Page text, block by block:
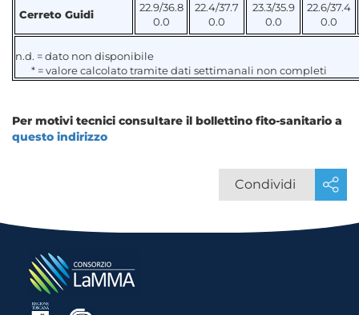
Cerreto Guidi
22.9/36.8
0.0
22.4/37.7
0.0
23.3/35.9
0.0
22.6/37.4
0.0
n.d. = dato non disponibile
* = valore calcolato tramite dati settimanali non completi
Per motivi tecnici consultare il bollettino fito-sanitario a
questo indirizzo
Condividi